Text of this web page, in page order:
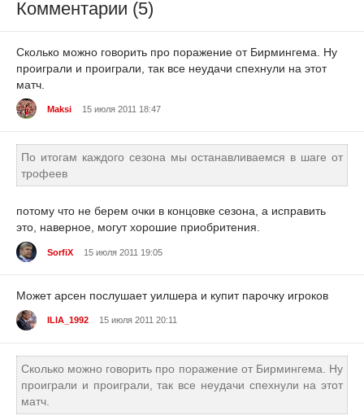
Комментарии (5)
Сколько можно говорить про поражение от Бирмингема. Ну
проиграли и проиграли, так все неудачи спехнули на этот
матч.
Maksi 15 июля 2011 18:47
По итогам каждого сезона мы останавливаемся в шаге от
трофеев
потому что не берем очки в концовке сезона, а исправить
это, наверное, могут хорошие приобритения.
SorfiX 15 июля 2011 19:05
Может арсен послушает уилшера и купит парочку игроков
ILIA_1992 15 июля 2011 20:11
Сколько можно говорить про поражение от Бирмингема. Ну
проиграли и проиграли, так все неудачи спехнули на этот
матч.